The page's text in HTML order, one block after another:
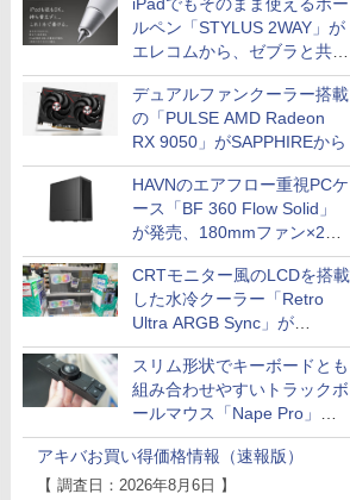
ルペン「STYLUS 2WAY」が
エレコムから、ゼブラと共同
開発
デュアルファンクーラー搭載
の「PULSE AMD Radeon
RX 9050」がSAPPHIREから
HAVNのエアフロー重視PCケ
ース「BF 360 Flow Solid」
が発売、180mmファン×2搭
載
CRTモニター風のLCDを搭載
した水冷クーラー「Retro
Ultra ARGB Sync」が
Thermaltakeから
スリム形状でキーボードとも
組み合わせやすいトラックボ
ールマウス「Nape Pro」が
Keychronから
アキバお買い得価格情報（速報版）
【 調査日：2026年8月6日 】